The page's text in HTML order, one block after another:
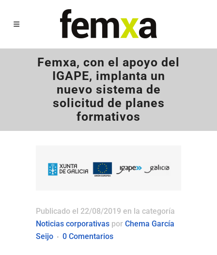
Femxa, con el apoyo del
IGAPE, implanta un
nuevo sistema de
solicitud de planes
formativos
Publicado el 22/08/2019 en la categoría
Noticias corporativas por Chema García
Seijo
0 Comentarios